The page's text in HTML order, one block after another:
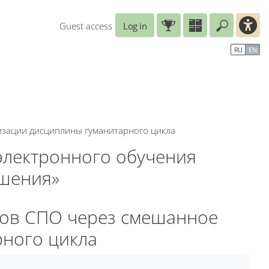
Enter
Guest access
Log in
RU EN
дисциплины гуманитарного цикла
обучения
СПО через смешанное
цикла